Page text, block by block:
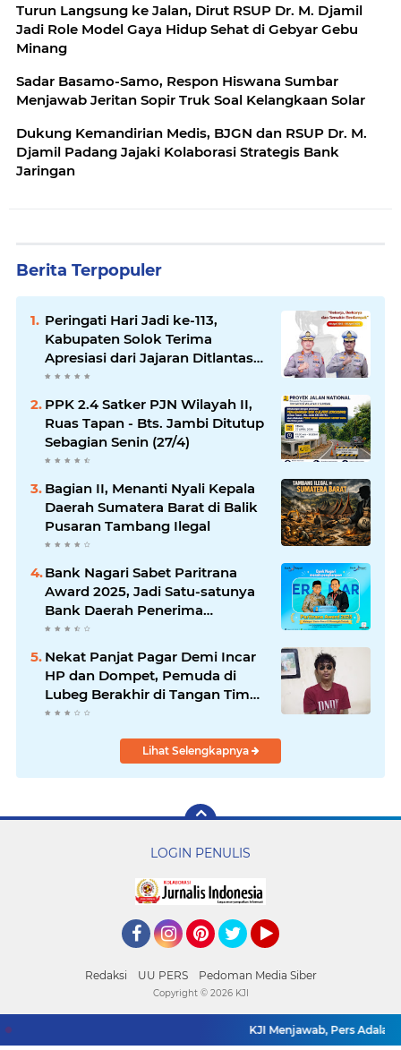
Turun Langsung ke Jalan, Dirut RSUP Dr. M. Djamil
Jadi Role Model Gaya Hidup Sehat di Gebyar Gebu
Minang
Sadar Basamo-Samo, Respon Hiswana Sumbar
Menjawab Jeritan Sopir Truk Soal Kelangkaan Solar
Dukung Kemandirian Medis, BJGN dan RSUP Dr. M.
Djamil Padang Jajaki Kolaborasi Strategis Bank
Jaringan
Berita Terpopuler
Peringati Hari Jadi ke-113,
Kabupaten Solok Terima
Apresiasi dari Jajaran Ditlantas
Polda Sumbar
PPK 2.4 Satker PJN Wilayah II,
Ruas Tapan - Bts. Jambi Ditutup
Sebagian Senin (27/4)
Bagian II, Menanti Nyali Kepala
Daerah Sumatera Barat di Balik
Pusaran Tambang Ilegal
Bank Nagari Sabet Paritrana
Award 2025, Jadi Satu-satunya
Bank Daerah Penerima
Penghargaan
Nekat Panjat Pagar Demi Incar
HP dan Dompet, Pemuda di
Lubeg Berakhir di Tangan Tim
Phyton
Lihat Selengkapnya
LOGIN PENULIS
Redaksi UU PERS Pedoman Media Siber
KJI Menjawab, Pers Adalah
Copyright © 2026 KJI